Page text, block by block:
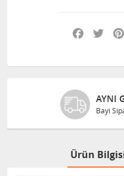
Facebook
AYNI
Bayi
Ürün